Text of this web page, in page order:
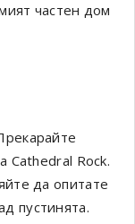
частен дом
Cathedral Rock.
да опитате
пустинята.